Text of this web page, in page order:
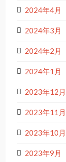
2024年4月
2024年3月
2024年2月
2024年1月
2023年12月
2023年11月
2023年10月
2023年9月